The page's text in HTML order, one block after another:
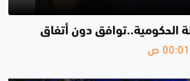
الحكومية..توافق دون أتفاق